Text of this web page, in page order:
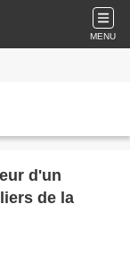
MENU
d'un
de la